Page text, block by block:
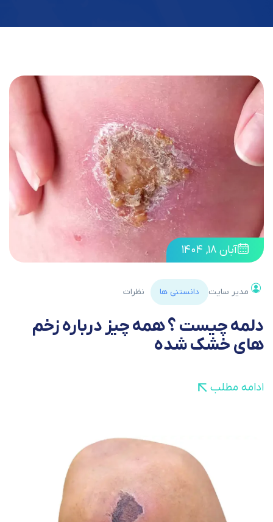
آبان ۱۸, ۱۴۰۴
مدیر سایت دانستنی ها نظرات
دلمه چیست ؟ همه چیز درباره زخم
های خشک شده
ادامه مطلب